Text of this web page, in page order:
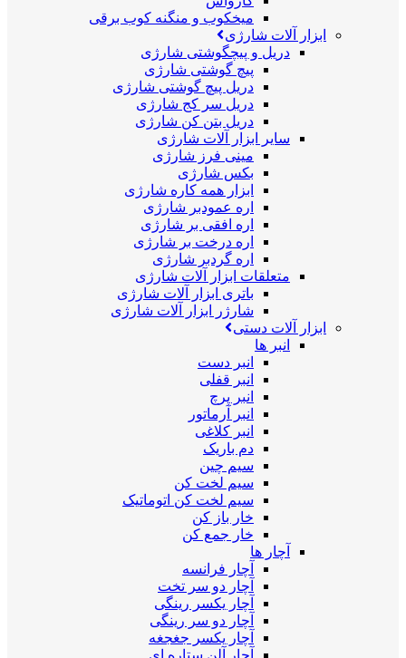
میخکوب و منگنه کوب برقی
ابزار آلات شارژی
دریل و پیچگوشتی شارژی
پیچ گوشتی شارژی
دریل پیچ گوشتی شارژی
دریل سر کج شارژی
دریل بتن کن شارژی
سایر ابزار آلات شارژی
مینی فرز شارژی
بکس شارژی
ابزار همه کاره شارژی
اره عمودبر شارژی
اره افقی بر شارژی
اره درخت بر شارژی
اره گردبر شارژی
متعلقات ابزار آلات شارژی
باتری ابزار آلات شارژی
شارژر ابزار آلات شارژی
ابزار آلات دستی
انبر ها
انبر دست
انبر قفلی
انبر پرچ
انبر آرماتور
انبر کلاغی
دم باریک
سیم چین
سیم لخت کن
سیم لخت کن اتوماتیک
خار باز کن
خار جمع کن
آچار ها
آچار فرانسه
آچار دو سر تخت
آچار یکسر رینگی
آچار دو سر رینگی
آچار یکسر جغجغه